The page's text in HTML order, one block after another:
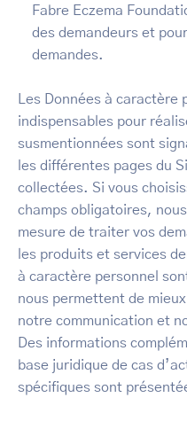
Fabre Eczema
des demandeurs et
demandes.
Les Données à caractère
indispensables pour
susmentionnées sont
les différentes pages du
collectées. Si vous
champs obligatoires,
mesure de traiter vos
les produits et services
à caractère personnel
nous permettent de
notre communication et
Des informations
base juridique de cas
spécifiques sont